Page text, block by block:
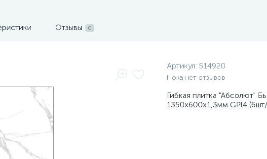
Отзывы 0
Артикул: 514920
Пока нет отзывов
Гибкая плитка "Абсолют"
1350х600х1,3мм GPl4